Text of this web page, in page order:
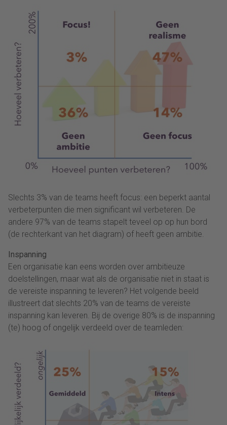
Slechts 3% van de teams heeft focus: een beperkt aantal
verbeterpunten die men significant wil verbeteren. De
andere 97% van de teams stapelt teveel op op hun bord
(de rechterkant van het diagram) of heeft geen ambitie.
Inspanning
Een organisatie kan eens worden over ambitieuze
doelstellingen, maar wat als de organisatie niet in staat is
de vereiste inspanning te leveren? Het volgende beeld
illustreert dat slechts 20% van de teams de vereiste
inspanning kan leveren. Bij de overige 80% is de inspanning
(te) hoog of ongelijk verdeeld over de teamleden: